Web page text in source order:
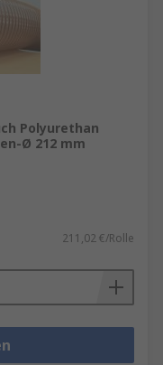
Polyurethan
Ø 212 mm
211,02 €/Rolle